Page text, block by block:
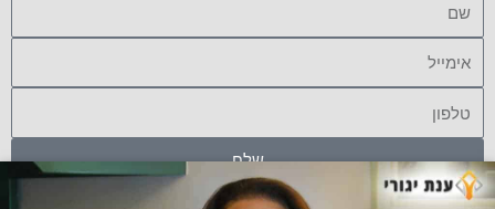
טלפון
שלח